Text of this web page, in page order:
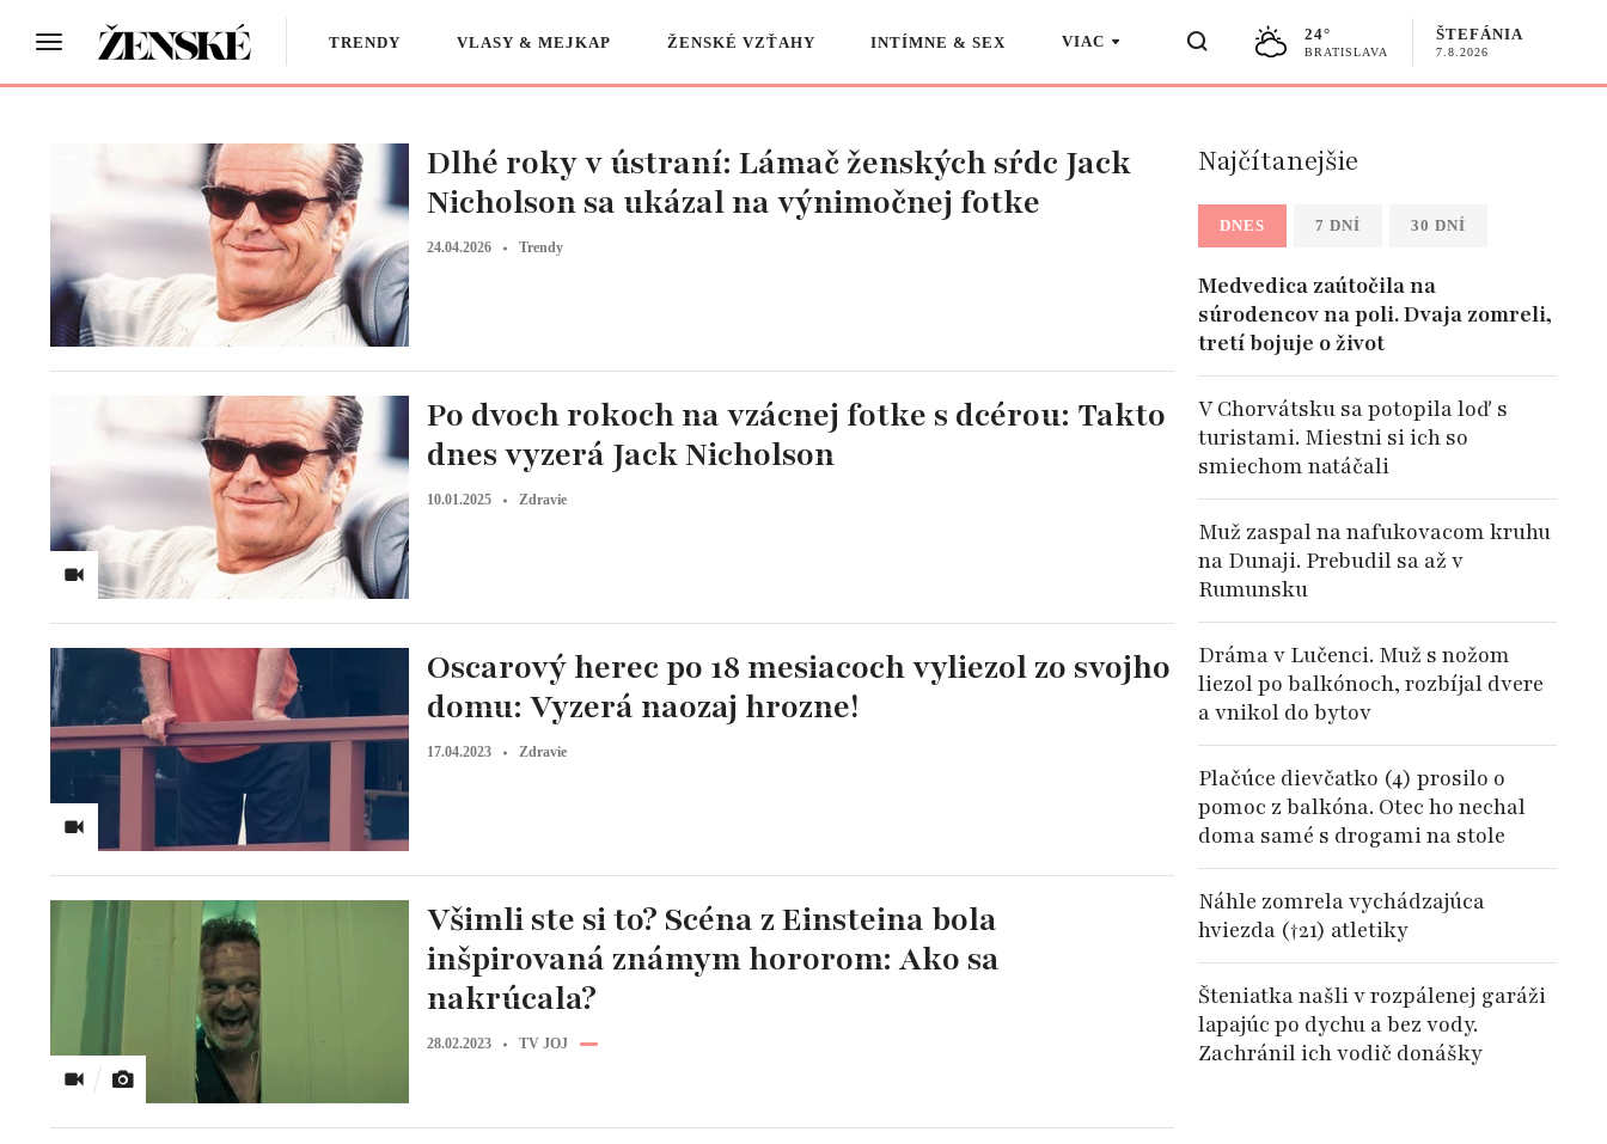
TRENDY VLASY & MEJKAP ŽENSKÉ VZŤAHY INTÍMNE & SEX VIAC 24°
BRATISLAVA
ŠTEFÁNIA
7.8.2026
Dlhé roky v ústraní: Lámač ženských sŕdc Jack
Nicholson sa ukázal na výnimočnej fotke
24.04.2026 Trendy
Po dvoch rokoch na vzácnej fotke s dcérou: Takto
dnes vyzerá Jack Nicholson
10.01.2025 Zdravie
Oscarový herec po 18 mesiacoch vyliezol zo svojho
domu: Vyzerá naozaj hrozne!
17.04.2023 Zdravie
Všimli ste si to? Scéna z Einsteina bola
inšpirovaná známym hororom: Ako sa
nakrúcala?
28.02.2023 TV JOJ
Najčítanejšie
DNES 7 DNÍ 30 DNÍ
Medvedica zaútočila na
súrodencov na poli. Dvaja zomreli,
tretí bojuje o život
V Chorvátsku sa potopila loď s
turistami. Miestni si ich so
smiechom natáčali
Muž zaspal na nafukovacom kruhu
na Dunaji. Prebudil sa až v
Rumunsku
Dráma v Lučenci. Muž s nožom
liezol po balkónoch, rozbíjal dvere
a vnikol do bytov
Plačúce dievčatko (4) prosilo o
pomoc z balkóna. Otec ho nechal
doma samé s drogami na stole
Náhle zomrela vychádzajúca
hviezda (†21) atletiky
Šteniatka našli v rozpálenej garáži
lapajúc po dychu a bez vody.
Zachránil ich vodič donášky